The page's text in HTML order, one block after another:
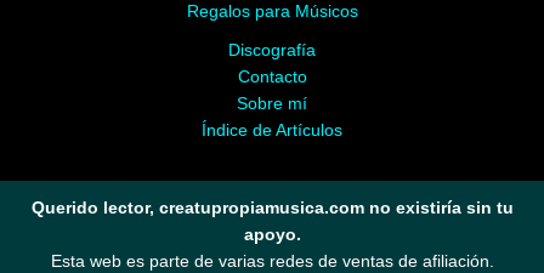
Regalos para Músicos
Discografía
Contacto
Sobre mí
Índice de Artículos
Querido lector, creatupropiamusica.com no existiría sin tu
apoyo.
Esta web es parte de varias redes de ventas de afiliación.